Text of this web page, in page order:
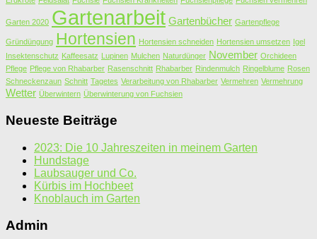
Garten 2020 Gartenarbeit Gartenbücher Gartenpflege
Gründüngung Hortensien Hortensien schneiden Hortensien umsetzen Igel
Insektenschutz Kaffeesatz Lupinen Mulchen Naturdünger November Orchideen
Pflege Pflege von Rhabarber Rasenschnitt Rhabarber Rindenmulch Ringelblume Rosen
Schneckenzaun Schnitt Tagetes Verarbeitung von Rhabarber Vermehren Vermehrung
Wetter Überwintern Überwinterung von Fuchsien
Neueste Beiträge
2023: Die 10 Jahreszeiten in meinem Garten
Hundstage
Laubsauger und Co.
Kürbis im Hochbeet
Knoblauch im Garten
Admin